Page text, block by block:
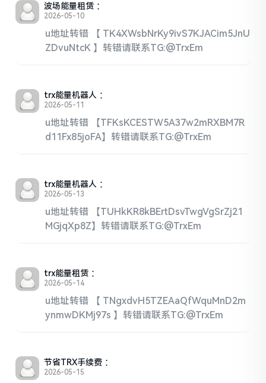
波场能量租赁 ：
2026-05-10
u地址转错 【 TK4XWsbNrKy9ivS7KJACim5JnU
ZDvuNtcK 】转错请联系TG:@TrxEm
trx能量机器人 ：
2026-05-11
u地址转错 【TFKsKCESTW5A37w2mRXBM7R
d11Fx85joFA】转错请联系TG:@TrxEm
trx能量机器人 ：
2026-05-13
u地址转错 【TUHkKR8kBErtDsvTwgVgSrZj21
MGjqXp8Z】转错请联系TG:@TrxEm
trx能量租赁 ：
2026-05-14
u地址转错 【 TNgxdvH5TZEAaQfWquMnD2m
ynmwDKMj97s 】转错请联系TG:@TrxEm
节省TRX手续费 ：
2026-05-15